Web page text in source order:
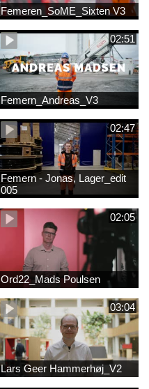
Femeren_SoME_Sixten V3
02:51
Femern_Andreas_V3
02:47
Femern - Jonas, Lager_edit
005
02:05
Ord22_Mads Poulsen
03:04
Lars Geer Hammerhøj_V2